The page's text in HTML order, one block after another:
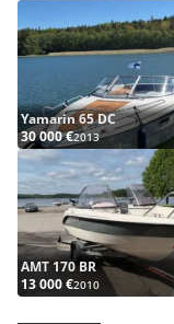
Yamarin 65 DC
30 000 €2013
AMT 170 BR
13 000 €2010